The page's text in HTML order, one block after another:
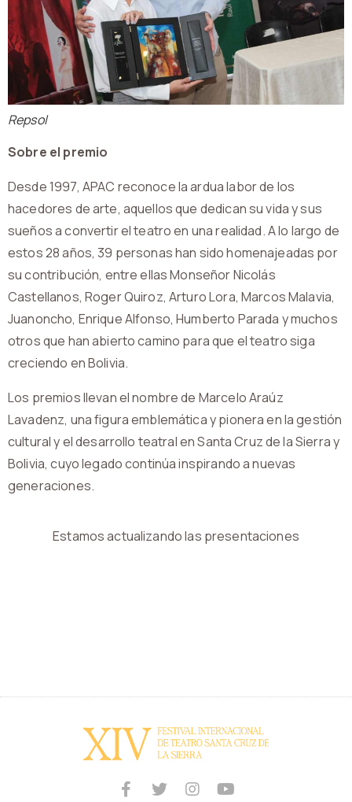
Repsol
Sobre el premio
Desde 1997, APAC reconoce la ardua labor de los
hacedores de arte, aquellos que dedican su vida y sus
sueños a convertir el teatro en una realidad. A lo largo de
estos 28 años, 39 personas han sido homenajeadas por
su contribución, entre ellas Monseñor Nicolás
Castellanos, Roger Quiroz, Arturo Lora, Marcos Malavia,
Juanoncho, Enrique Alfonso, Humberto Parada y muchos
otros que han abierto camino para que el teatro siga
creciendo en Bolivia.
Los premios llevan el nombre de Marcelo Araúz
Lavadenz, una figura emblemática y pionera en la gestión
cultural y el desarrollo teatral en Santa Cruz de la Sierra y
Bolivia, cuyo legado continúa inspirando a nuevas
generaciones.
Estamos actualizando las presentaciones